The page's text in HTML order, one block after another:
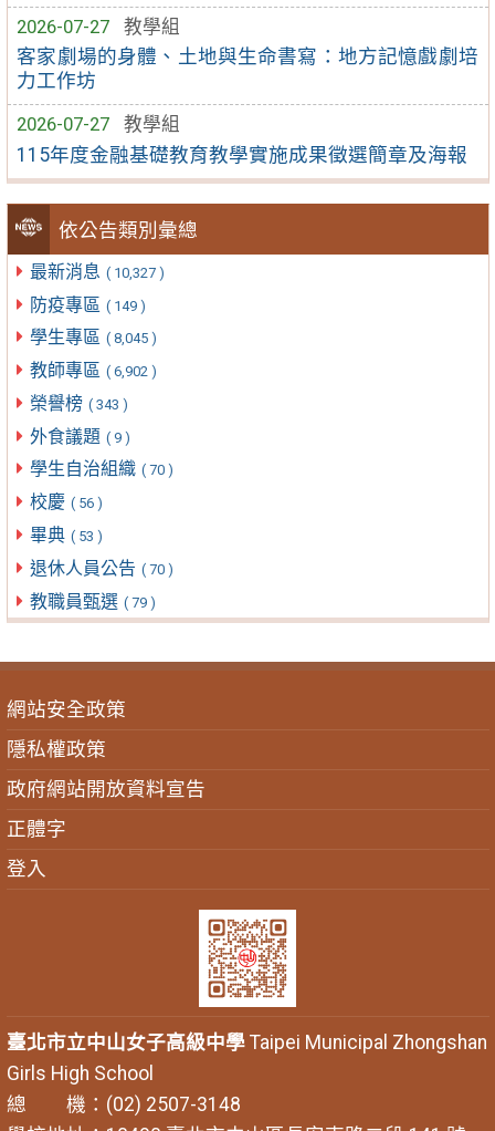
2026-07-27
教學組
客家劇場的身體、土地與生命書寫：地方記憶戲劇培
力工作坊
2026-07-27
教學組
115年度金融基礎教育教學實施成果徵選簡章及海報
依公告類別彙總
最新消息 ( 10,327 )
防疫專區 ( 149 )
學生專區 ( 8,045 )
教師專區 ( 6,902 )
榮譽榜 ( 343 )
外食議題 ( 9 )
學生自治組織 ( 70 )
校慶 ( 56 )
畢典 ( 53 )
退休人員公告 ( 70 )
教職員甄選 ( 79 )
網站安全政策
隱私權政策
政府網站開放資料宣告
正體字
登入
臺北市立中山女子高級中學Taipei Municipal Zhongshan
Girls High School
總 機：(02) 2507-3148